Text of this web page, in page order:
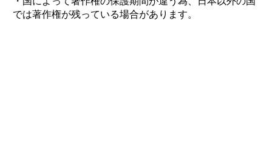
では著作権が残っている場合があります。